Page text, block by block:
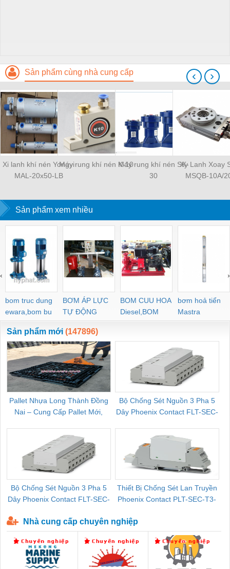
Sản phẩm cùng nhà cung cấp
Xi lanh khí nén Yongyi
MAL-20x50-LB
Máy rung khí nén K-10Máy rung khí nén SK-
30
Xy Lanh Xoay
MSQB-10A/
‹ ›
Sản phẩm xem nhiều
bom truc dung
ewara,bom bu
ewara
BƠM ÁP LỰC
TỰ ĐỘNG
BOM CUU HOA
Diesel,BOM
CHUA CHAY
bơm hoả tiển
Mastra
‹ ›
Sản phẩm mới (147896)
Pallet Nhựa Long Thành Đồng
Nai – Cung Cấp Pallet Mới,
Bộ Chống Sét Nguồn 3 Pha 5
Dây Phoenix Contact FLT-SEC-
Bộ Chống Sét Nguồn 3 Pha 5
Dây Phoenix Contact FLT-SEC-
Thiết Bị Chống Sét Lan Truyền
Phoenix Contact PLT-SEC-T3-
Nhà cung cấp chuyên nghiệp